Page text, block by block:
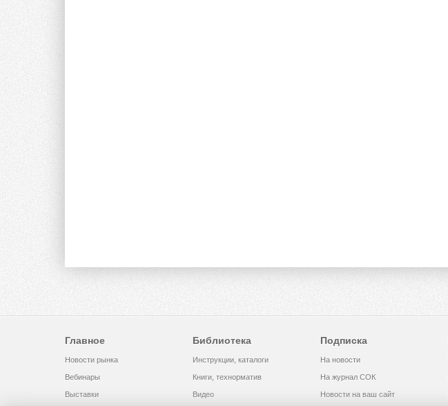
Главное
Новости рынка
Вебинары
Выставки
Библиотека
Инструкции, каталоги
Книги, технорматив
Видео
Подписка
На новости
На журнал СОК
Новости на ваш сайт